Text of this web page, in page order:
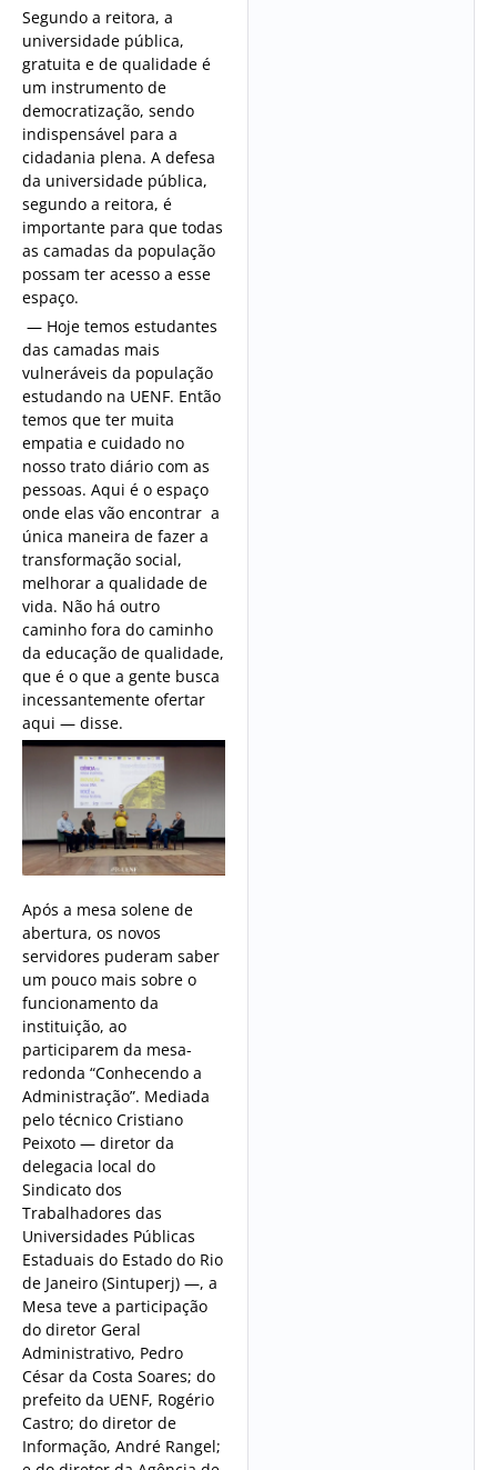
Segundo a reitora, a
universidade pública,
gratuita e de qualidade é
um instrumento de
democratização, sendo
indispensável para a
cidadania plena. A defesa
da universidade pública,
segundo a reitora, é
importante para que todas
as camadas da população
possam ter acesso a esse
espaço.
— Hoje temos estudantes
das camadas mais
vulneráveis da população
estudando na UENF. Então
temos que ter muita
empatia e cuidado no
nosso trato diário com as
pessoas. Aqui é o espaço
onde elas vão encontrar a
única maneira de fazer a
transformação social,
melhorar a qualidade de
vida. Não há outro
caminho fora do caminho
da educação de qualidade,
que é o que a gente busca
incessantemente ofertar
aqui — disse.
Após a mesa solene de
abertura, os novos
servidores puderam saber
um pouco mais sobre o
funcionamento da
instituição, ao
participarem da mesa-
redonda “Conhecendo a
Administração”. Mediada
pelo técnico Cristiano
Peixoto — diretor da
delegacia local do
Sindicato dos
Trabalhadores das
Universidades Públicas
Estaduais do Estado do Rio
de Janeiro (Sintuperj) —, a
Mesa teve a participação
do diretor Geral
Administrativo, Pedro
César da Costa Soares; do
prefeito da UENF, Rogério
Castro; do diretor de
Informação, André Rangel;